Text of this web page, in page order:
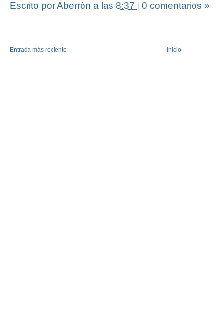
Escrito por Aberrón a las 8:37 | 0 comentarios »
Entrada más reciente Inicio